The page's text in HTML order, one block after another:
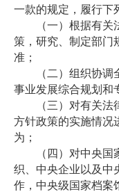
一款的规定，履行下
（一）根据有
策，研究、制定部门
准；
（二）组织协
事业发展综合规划和
（三）对有关
方针政策的实施情况
为；
（四）对中央
织、中央企业以及中
作，中央级国家档案